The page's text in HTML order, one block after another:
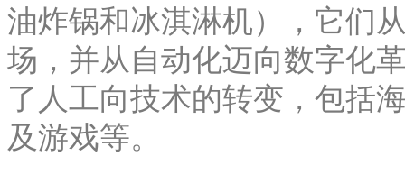
油炸锅和冰淇淋机），它们
场，并从自动化迈向数字化
了人工向技术的转变，包括
及游戏等。